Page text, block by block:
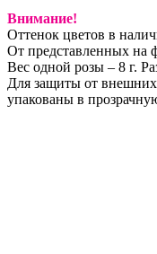
Внимание!
Оттенок цветов в
От представленных на
Вес одной розы – 8 г.
Для защиты от внешних
упакованы в